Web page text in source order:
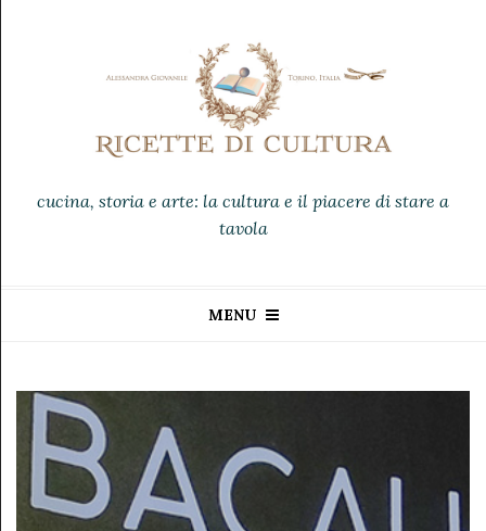
cucina, storia e arte: la cultura e il piacere di stare a
tavola
MENU